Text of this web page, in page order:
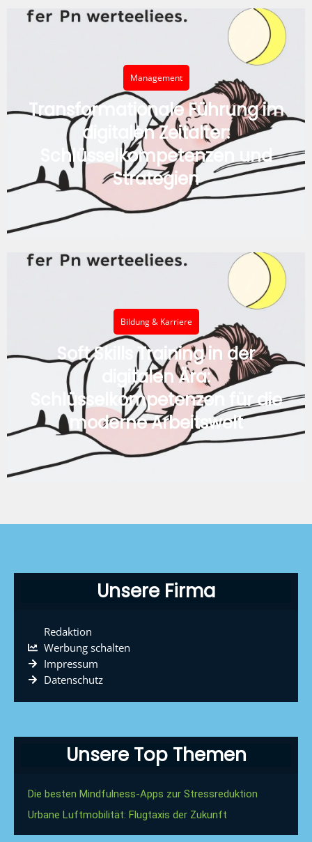
Management
Transformationale Führung im
digitalen Zeitalter:
Schlüsselkompetenzen und
Strategien
Bildung & Karriere
Soft Skills Training in der
digitalen Ära:
Schlüsselkompetenzen für die
moderne Arbeitswelt
Unsere Firma
Redaktion
Werbung schalten
Impressum
Datenschutz
Unsere Top Themen
Die besten Mindfulness-Apps zur Stressreduktion
Urbane Luftmobilität: Flugtaxis der Zukunft